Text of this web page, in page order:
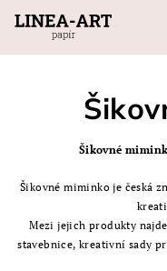
Šikovné
Šikovné miminko je česká
Mezi jejich produkty
stavebnice, kreativní sady